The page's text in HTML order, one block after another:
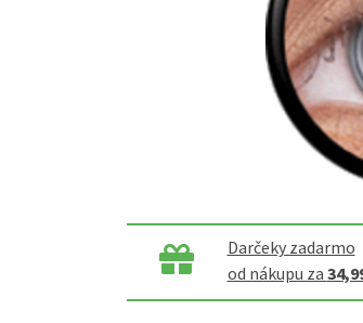
Darčeky zadarmo
od nákupu za